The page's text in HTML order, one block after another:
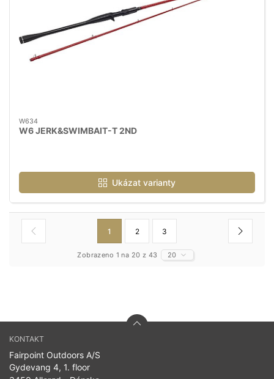
W634
W6 JERK&SWIMBAIT-T 2ND
Ukázat varianty
1 2 3
Zobrazeno 1 na 20 z 43 20
KONTAKT
Fairpoint Outdoors A/S
Gydevang 4, 1. floor